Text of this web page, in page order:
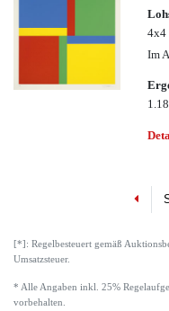
4x4
Im
[*]: Regelbesteuert gemäß
Umsatzsteuer.
* Alle Angaben inkl. 25%
vorbehalten.